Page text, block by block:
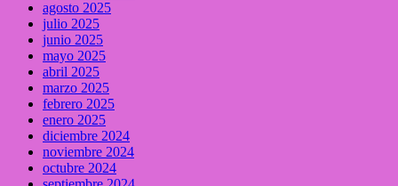
agosto 2025
julio 2025
junio 2025
mayo 2025
abril 2025
marzo 2025
febrero 2025
enero 2025
diciembre 2024
noviembre 2024
octubre 2024